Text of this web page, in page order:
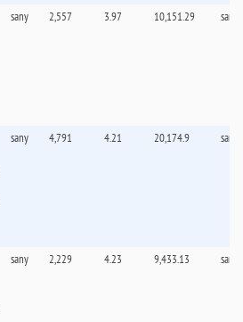
sany 2,557 3.97 10,151.29 sany
sany 4,791 4.21 20,174.9 sany
sany 2,229 4.23 9,433.13 sany